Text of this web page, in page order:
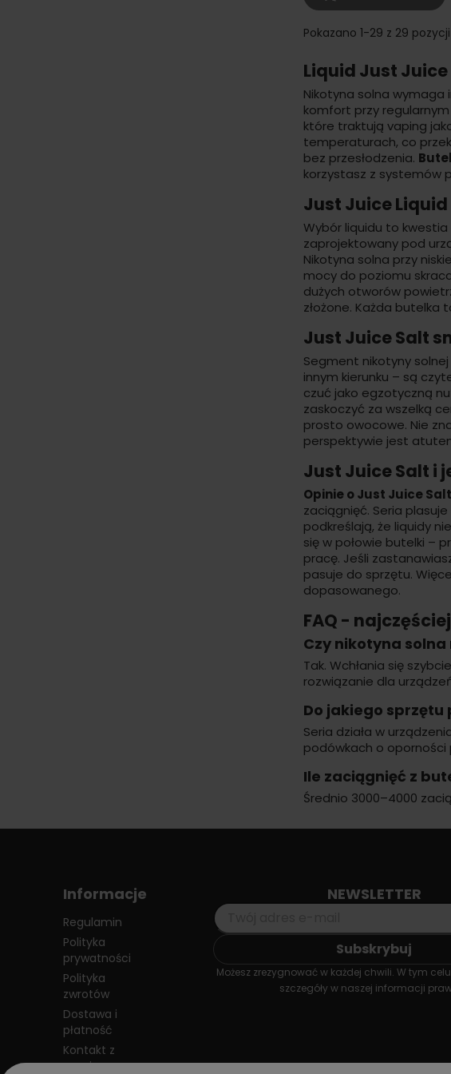
Pokazano 1-29 z 29 pozycji
Liquid Just
Nikotyna solna wymaga
komfort przy
które traktują vaping
temperaturach, co
bez przesłodzenia.
korzystasz z systemów
Just Juice
Wybór liquidu to kwestia
zaprojektowany pod
Nikotyna solna przy
mocy do poziomu
dużych otworów
złożone. Każda butelka
Just Juice Salt
Segment nikotyny
innym kierunku – są
czuć jako egzotyczną
zaskoczyć za wszelką
prosto owocowe. Nie
perspektywie jest
Just Juice Salt i
Opinie o Just Juice Salt
zaciągnięć. Seria
podkreślają, że liquidy
się w połowie butelki –
pracę. Jeśli
pasuje do sprzętu.
dopasowanego.
FAQ -
Czy nikotyna
Tak. Wchłania się
rozwiązanie dla
Do jakiego sprzętu
Seria działa w
podówkach o oporności
Ile zaciągnięć z
Średnio 3000–4000
Informacje
Regulamin
Polityka
prywatności
Polityka
zwrotów
Dostawa i
płatność
Kontakt z
nami
NEWSLETTER
Możesz zrezygnować w każdej chwili. W tym
szczegóły w naszej informacji